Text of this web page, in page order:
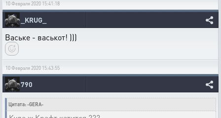
10 Февраля 2020 15:41:18
_KRUG_
Ваське - васькот! )))
10 Февраля 2020 15:43:55
790
Цитата: -GERA-